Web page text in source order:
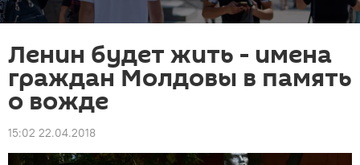
Ленин будет жить - имена
граждан Молдовы в память
о вожде
15:02 22.04.2018